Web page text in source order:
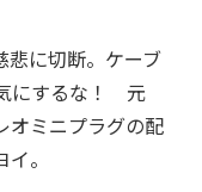
悲に切断。ケーブ
にするな！ 元
オミニプラグの配
。